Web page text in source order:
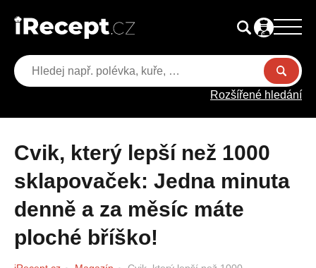
Rozšířené hledání
Cvik, který lepší než 1000
sklapovaček: Jedna minuta
denně a za měsíc máte
ploché bříško!